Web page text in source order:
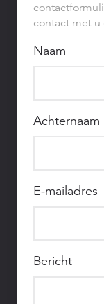
contact met u
Naam
Achternaam
E-mailadres
Bericht